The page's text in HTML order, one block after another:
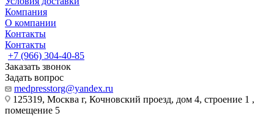
Компания
О компании
Контакты
Контакты
+7 (966) 304-40-85
Заказать звонок
Задать вопрос
medpresstorg@yandex.ru
125319, Москва г, Кочновский проезд, дом 4, строение 1 ,
помещение 5